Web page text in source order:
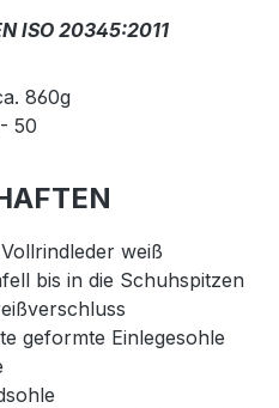
ISO 20345:2011
860g
50
weiß
bis in die Schuhspitzen
geformte Einlegesohle